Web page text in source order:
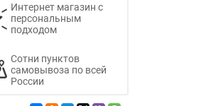
Интернет магазин с
персональным
подходом
Сотни пунктов
самовывоза по всей
России